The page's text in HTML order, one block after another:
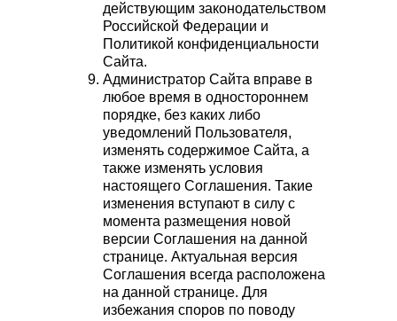
действующим законодательством
Российской Федерации и
Политикой конфиденциальности
Сайта.
Администратор Сайта вправе в
любое время в одностороннем
порядке, без каких либо
уведомлений Пользователя,
изменять содержимое Сайта, а
также изменять условия
настоящего Соглашения. Такие
изменения вступают в силу с
момента размещения новой
версии Соглашения на данной
странице. Актуальная версия
Соглашения всегда расположена
на данной странице. Для
избежания споров по поводу